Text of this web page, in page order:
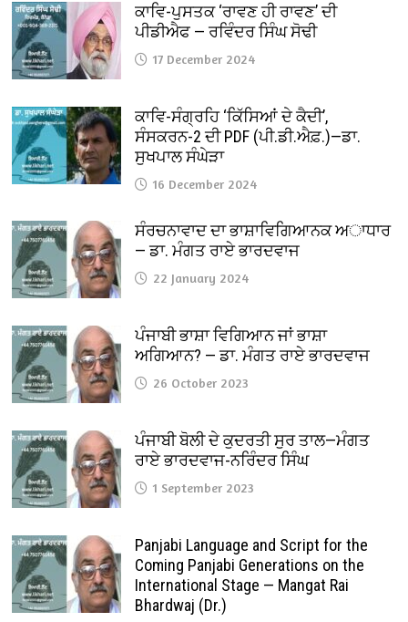
ਕਾਵਿ-ਪੁਸਤਕ ‘ਰਾਵਣ ਹੀ ਰਾਵਣ’ ਦੀ
ਪੀਡੀਐਫ — ਰਵਿੰਦਰ ਸਿੰਘ ਸੋਢੀ
17 December 2024
ਕਾਵਿ-ਸੰਗ੍ਰਹਿ ‘ਕਿੱਸਿਆਂ ਦੇ ਕੈਦੀ’,
ਸੰਸਕਰਨ-2 ਦੀ PDF (ਪੀ.ਡੀ.ਐਫ਼.)—ਡਾ.
ਸੁਖਪਾਲ ਸੰਘੇੜਾ
16 December 2024
ਸੰਰਚਨਾਵਾਦ ਦਾ ਭਾਸ਼ਾਵਿਗਿਆਨਕ ਅਾਧਾਰ
— ਡਾ. ਮੰਗਤ ਰਾਏ ਭਾਰਦਵਾਜ
22 January 2024
ਪੰਜਾਬੀ ਭਾਸ਼ਾ ਵਿਗਿਆਨ ਜਾਂ ਭਾਸ਼ਾ
ਅਗਿਆਨ? — ਡਾ. ਮੰਗਤ ਰਾਏ ਭਾਰਦਵਾਜ
26 October 2023
ਪੰਜਾਬੀ ਬੋਲੀ ਦੇ ਕੁਦਰਤੀ ਸੁਰ ਤਾਲ—ਮੰਗਤ
ਰਾਏ ਭਾਰਦਵਾਜ-ਨਰਿੰਦਰ ਸਿੰਘ
1 September 2023
Panjabi Language and Script for the
Coming Panjabi Generations on the
International Stage — Mangat Rai
Bhardwaj (Dr.)